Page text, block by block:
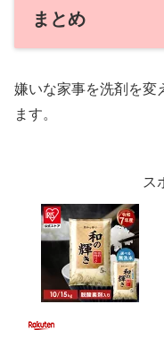
まとめ
嫌いな家事を洗剤を変
ます。
ス